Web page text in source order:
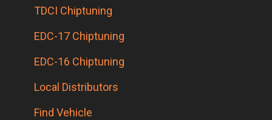
TDCI Chiptuning
EDC-17 Chiptuning
EDC-16 Chiptuning
Local Distributors
Find Vehicle